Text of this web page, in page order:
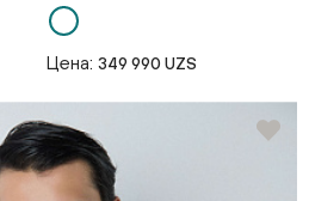
Цена: 349 990 UZS